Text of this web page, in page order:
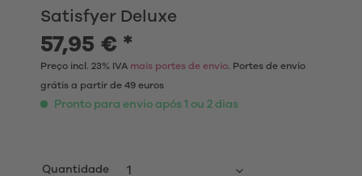
Satisfyer Deluxe
57,95 € *
Preço incl. 23% IVA mais portes de envio. Portes de envio
grátis a partir de 49 euros
Pronto para envio após 1 ou 2 dias
Quantidade